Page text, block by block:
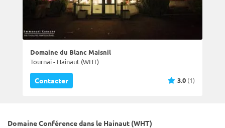
Domaine du Blanc Maisnil
Tournai - Hainaut (WHT)
Contacter 3.0 (1)
Domaine Conférence dans le Hainaut (WHT)